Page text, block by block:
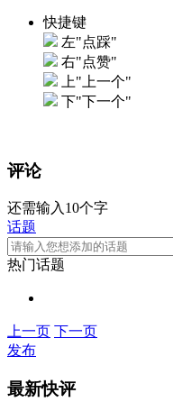
快捷键
左"点踩"
右"点赞"
上"上一个"
下"下一个"
评论
还需输入10个字
话题
热门话题
上一页 下一页
发布
最新快评